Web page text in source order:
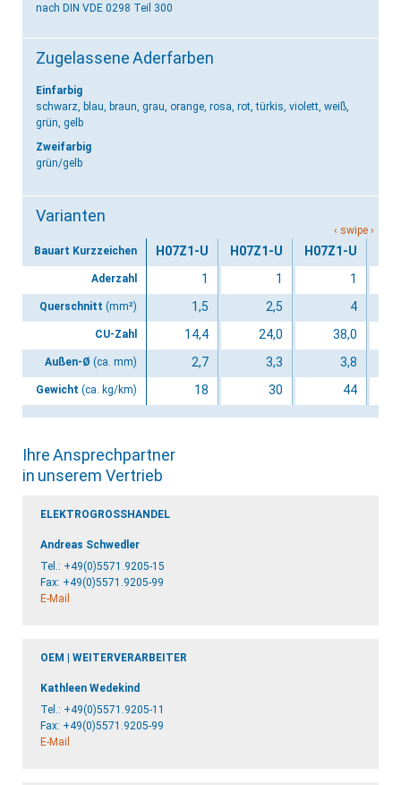
nach DIN VDE 0298 Teil 300
Zugelassene Aderfarben
Einfarbig
schwarz, blau, braun, grau, orange, rosa, rot, türkis, violett, weiß,
grün, gelb
Zweifarbig
grün/gelb
Varianten
Bauart Kurzzeichen
Aderzahl
Querschnitt (mm²)
CU-Zahl
Außen-Ø (ca. mm)
Gewicht (ca. kg/km)
H07Z1-U
1
1,5
14,4
2,7
18
H07Z1-U
1
2,5
24,0
3,3
30
H07Z1-U
1
4
38,0
3,8
44
Ihre Ansprechpartner
in unserem Vertrieb
ELEKTROGROSSHANDEL
Andreas Schwedler
Tel.: +49(0)5571.9205-15
Fax: +49(0)5571.9205-99
E-Mail
OEM | WEITERVERARBEITER
Kathleen Wedekind
Tel.: +49(0)5571.9205-11
Fax: +49(0)5571.9205-99
E-Mail